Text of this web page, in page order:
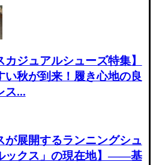
カジュアルシューズ特集】
い秋が到来！履き心地の良
ス...
が展開するランニングシュ
ックス」の現在地】――基